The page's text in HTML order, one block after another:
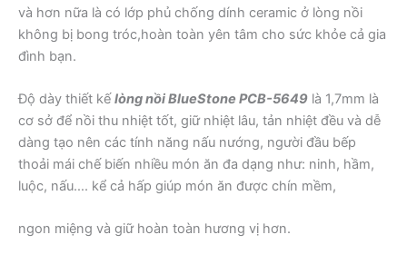
và hơn nữa là có lớp phủ chống dính ceramic ở lòng nồi
không bị bong tróc,hoàn toàn yên tâm cho sức khỏe cả gia
đình bạn.
Độ dày thiết kếlòng nồi BlueStone PCB-5649 là 1,7mm là
cơ sở để nồi thu nhiệt tốt, giữ nhiệt lâu, tản nhiệt đều và dễ
dàng tạo nên các tính năng nấu nướng, người đầu bếp
thoải mái chế biến nhiều món ăn đa dạng như: ninh, hầm,
luộc, nấu…. kể cả hấp giúp món ăn được chín mềm,
ngon miệng và giữ hoàn toàn hương vị hơn.